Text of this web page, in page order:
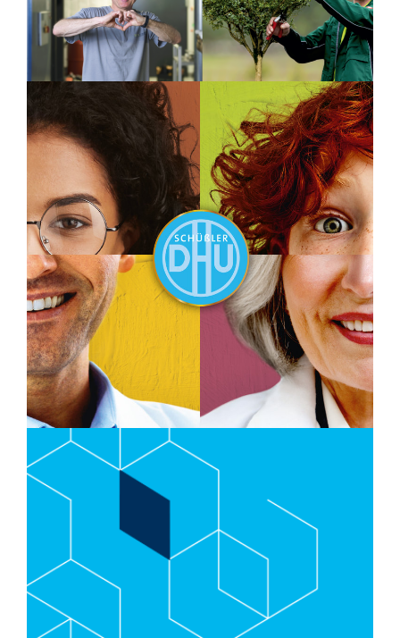
Handwerk mit Herz
Simotec GmbH
Bei Simotec in der Pfalz arbeiten
Menschen mit und ohne
Beeinträchtigung Hand in Hand – und vor
allem mit Herz.
Und damit diese Sache auch ankommt,
...
Mehr
Original sucht Originale
Deutsche Homöopathie-Union
bekannten Schüssler-Salze nun
authentische Gesichter für ihre neue
Kampagne. Schon beim Pitch kam
dieser Slogan so gut an, dass wir uns